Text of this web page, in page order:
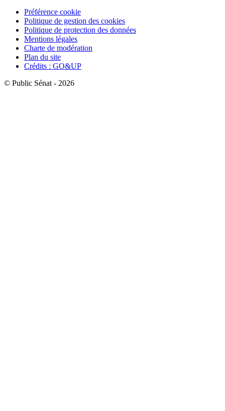
Préférence cookie
Politique de gestion des cookies
Politique de protection des données
Mentions légales
Charte de modération
Plan du site
Crédits : GO&UP
© Public Sénat - 2026